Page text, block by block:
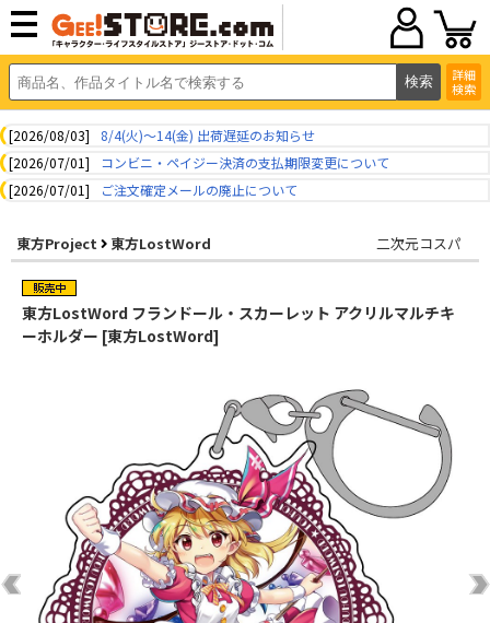
詳細
検索
[2026/08/03]
8/4(火)～14(金) 出荷遅延のお知らせ
[2026/07/01]
コンビニ・ペイジー決済の支払期限変更について
[2026/07/01]
ご注文確定メールの廃止について
東方Project 東方LostWord 二次元コスパ
東方LostWord フランドール・スカーレット アクリルマルチキ
ーホルダー [東方LostWord]